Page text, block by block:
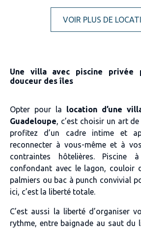
VOIR PLUS DE
Une villa avec piscine privée
douceur des îles
Opter pour la location d’une
Guadeloupe, c’est choisir un art
profitez d’un cadre intime et
reconnecter à vous-même et à
contraintes hôtelières. Piscine
confondant avec le lagon, couloir
palmiers ou bac à punch convivial
ici, c’est la liberté totale.
C’est aussi la liberté d’organiser
rythme, entre baignade au saut du